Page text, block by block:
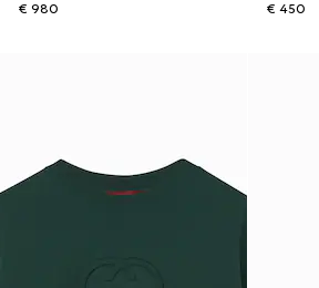
€ 980
€ 450